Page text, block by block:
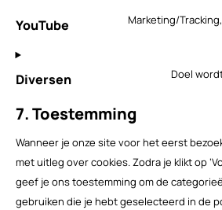
YouTube Marketing/
Consent
Diversen Doel
Consent
diversen
7. Toestemming
Wanneer je onze site voor het eerst
met uitleg over cookies. Zodra je klikt op
geef je ons toestemming om de
gebruiken die je hebt geselecteerd in de